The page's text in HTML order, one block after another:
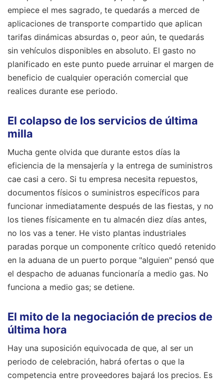
empiece el mes sagrado, te quedarás a merced de
aplicaciones de transporte compartido que aplican
tarifas dinámicas absurdas o, peor aún, te quedarás
sin vehículos disponibles en absoluto. El gasto no
planificado en este punto puede arruinar el margen de
beneficio de cualquier operación comercial que
realices durante ese periodo.
El colapso de los servicios de última
milla
Mucha gente olvida que durante estos días la
eficiencia de la mensajería y la entrega de suministros
cae casi a cero. Si tu empresa necesita repuestos,
documentos físicos o suministros específicos para
funcionar inmediatamente después de las fiestas, y no
los tienes físicamente en tu almacén diez días antes,
no los vas a tener. He visto plantas industriales
paradas porque un componente crítico quedó retenido
en la aduana de un puerto porque "alguien" pensó que
el despacho de aduanas funcionaría a medio gas. No
funciona a medio gas; se detiene.
El mito de la negociación de precios de
última hora
Hay una suposición equivocada de que, al ser un
periodo de celebración, habrá ofertas o que la
competencia entre proveedores bajará los precios. Es